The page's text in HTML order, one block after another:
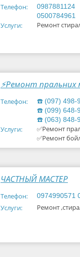
Телефон:
0987881124
0500784961
Услуги: Ремонт
⚡Ремонт пральних
Телефон:
☎️ (097) 498-
☎️ (099) 648-
☎️ (063) 848-
Услуги:
✅Ремонт
✅Ремонт
ЧАСТНЫЙ МАСТЕР
Телефон: 0974990571
Услуги: Ремонт